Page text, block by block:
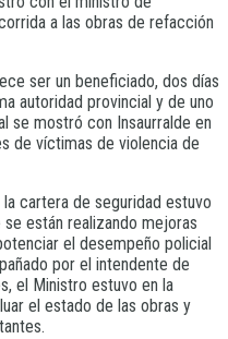
a las obras de refacción
ser un beneficiado, dos días
autoridad provincial y de uno
se mostró con Insaurralde en
de víctimas de violencia de
cartera de seguridad estuvo
se están realizando mejoras
el desempeño policial
por el intendente de
el Ministro estuvo en la
el estado de las obras y